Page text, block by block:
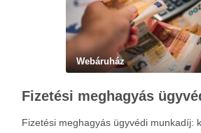
Webáruház
Fizetési meghagyás ügyvédi munkadíj: